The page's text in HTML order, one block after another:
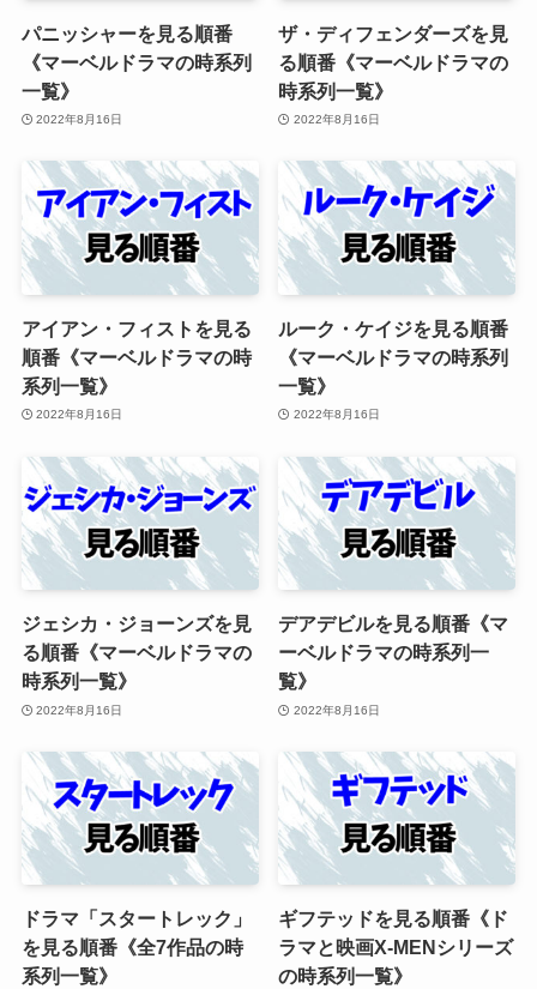
パニッシャーを見る順番
《マーベルドラマの時系列
一覧》
2022年8月16日
ザ・ディフェンダーズを見
る順番《マーベルドラマの
時系列一覧》
2022年8月16日
アイアン・フィストを見る
順番《マーベルドラマの時
系列一覧》
2022年8月16日
ルーク・ケイジを見る順番
《マーベルドラマの時系列
一覧》
2022年8月16日
ジェシカ・ジョーンズを見
る順番《マーベルドラマの
時系列一覧》
2022年8月16日
デアデビルを見る順番《マ
ーベルドラマの時系列一
覧》
2022年8月16日
ドラマ「スタートレック」
を見る順番《全7作品の時
系列一覧》
ギフテッドを見る順番《ド
ラマと映画X-MENシリーズ
の時系列一覧》